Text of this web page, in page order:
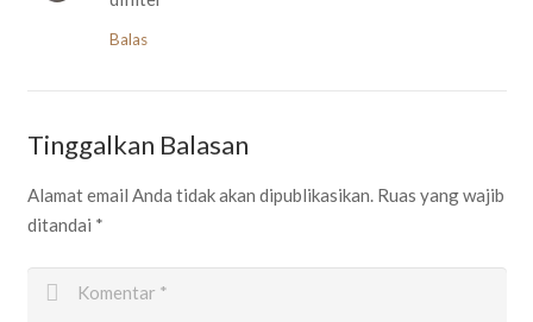
Balas
Tinggalkan Balasan
Alamat email Anda tidak akan dipublikasikan. Ruas yang wajib
ditandai *